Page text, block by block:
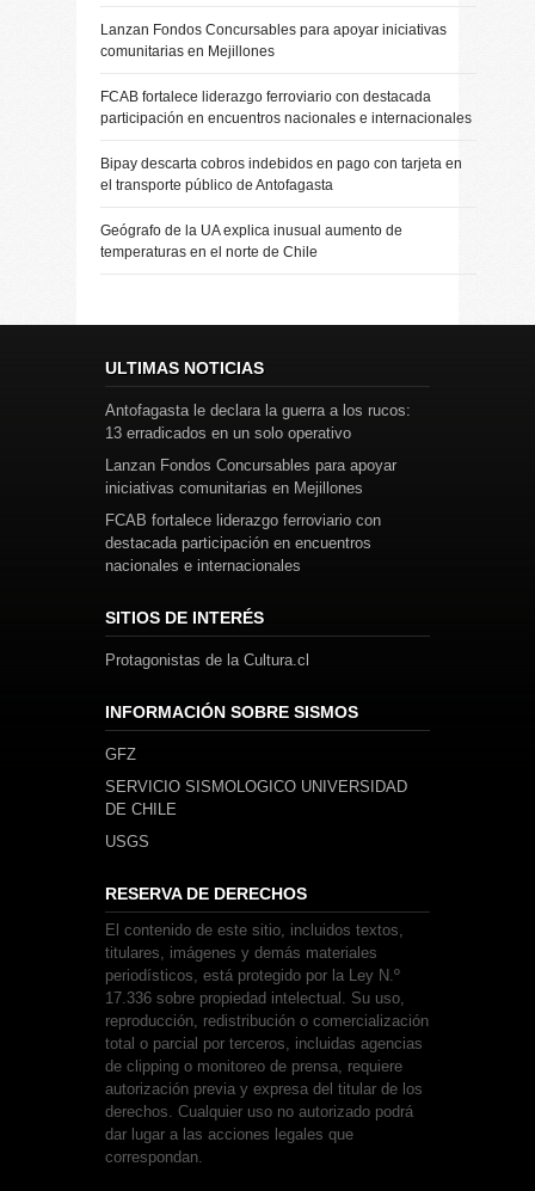
Lanzan Fondos Concursables para apoyar iniciativas
comunitarias en Mejillones
FCAB fortalece liderazgo ferroviario con destacada
participación en encuentros nacionales e internacionales
Bipay descarta cobros indebidos en pago con tarjeta en
el transporte público de Antofagasta
Geógrafo de la UA explica inusual aumento de
temperaturas en el norte de Chile
ULTIMAS NOTICIAS
Antofagasta le declara la guerra a los rucos:
13 erradicados en un solo operativo
Lanzan Fondos Concursables para apoyar
iniciativas comunitarias en Mejillones
FCAB fortalece liderazgo ferroviario con
destacada participación en encuentros
nacionales e internacionales
SITIOS DE INTERÉS
Protagonistas de la Cultura.cl
INFORMACIÓN SOBRE SISMOS
GFZ
SERVICIO SISMOLOGICO UNIVERSIDAD
DE CHILE
USGS
RESERVA DE DERECHOS
El contenido de este sitio, incluidos textos,
titulares, imágenes y demás materiales
periodísticos, está protegido por la Ley N.º
17.336 sobre propiedad intelectual. Su uso,
reproducción, redistribución o comercialización
total o parcial por terceros, incluidas agencias
de clipping o monitoreo de prensa, requiere
autorización previa y expresa del titular de los
derechos. Cualquier uso no autorizado podrá
dar lugar a las acciones legales que
correspondan.